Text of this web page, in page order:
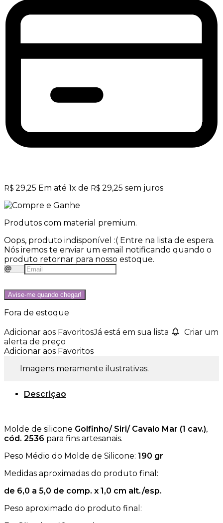
R$ 29,25 Em até 1x de R$ 29,25 sem juros
Produtos com material premium.
Oops, produto indisponível :( Entre na lista de espera.
Nós iremos te enviar um email notificando quando o
produto retornar para nosso estoque.
Avise-me quando chegar!
Fora de estoque
Adicionar aos FavoritosJá está em sua lista
Criar um
alerta de preço
Adicionar aos Favoritos
Imagens meramente ilustrativas.
Descrição
Molde de silicone Golfinho/ Siri/ Cavalo Mar (1 cav.),
cód. 2536 para fins artesanais.
Peso Médio do Molde de Silicone: 190 gr
Medidas aproximadas do produto final:
de 6,0 a 5,0 de comp. x 1,0 cm alt./esp.
Peso aproximado do produto final: